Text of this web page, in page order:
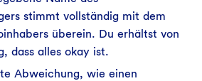
stimmt vollständig mit dem
überein. Du erhältst von
dass alles okay ist.
Abweichung, wie einen